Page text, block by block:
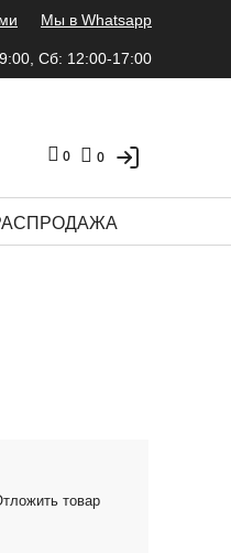
Мы в Whatsapp
Сб: 12:00-17:00
0
0
товар